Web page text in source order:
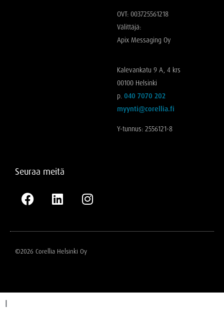
OVT: 003725561218
Välittäjä:
Apix Messaging Oy
Kalevankatu 9 A, 4 krs
00100 Helsinki
p. 040 7070 202
myynti@corellia.fi
Y-tunnus: 2556121-8
Seuraa meitä
©2026 Corellia Helsinki Oy
I